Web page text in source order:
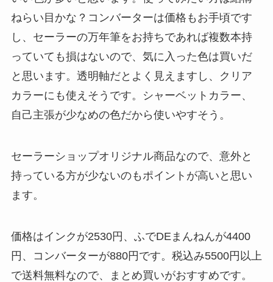
ねらい目かな？コンバーターは価格もお手頃です
し、セーラーの万年筆をお持ちであれば複数本持
っていても損はないので、気に入った色は買いだ
と思います。透明軸だとよく見えますし、クリア
カラーにも使えそうです。シャーベットカラー、
自己主張が少なめの色だから使いやすそう。
セーラーショップオリジナル商品なので、意外と
持っている方が少ないのもポイントが高いと思い
ます。
価格はインクが2530円、ふでDEまんねんが4400
円、コンバーターが880円です。税込み5500円以上
で送料無料なので、まとめ買いがおすすめです。